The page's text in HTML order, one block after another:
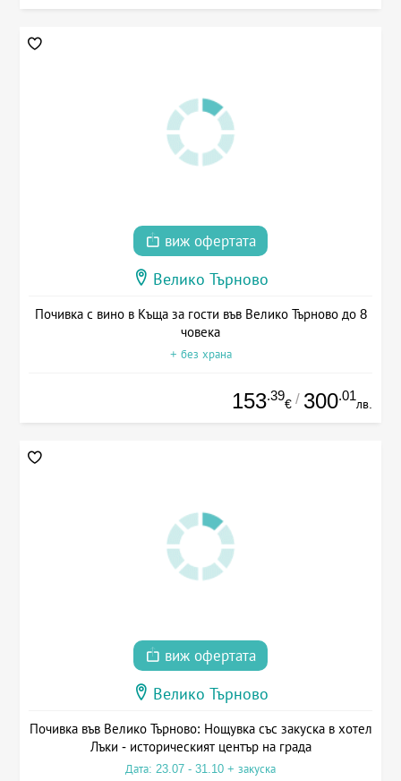
виж офертата
Велико Търново
Почивка с вино в Къща за гости във Велико Търново до 8
човека
+ без храна
153.39
€ / 300.01
лв.
виж офертата
Велико Търново
Почивка във Велико Търново: Нощувка със закуска в хотел
Лъки - историческият център на града
Дата: 23.07 - 31.10 + закуска